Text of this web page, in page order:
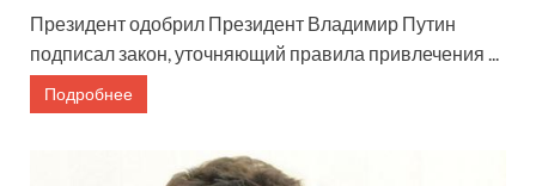
Президент одобрил Президент Владимир Путин
подписал закон, уточняющий правила привлечения ...
Подробнее